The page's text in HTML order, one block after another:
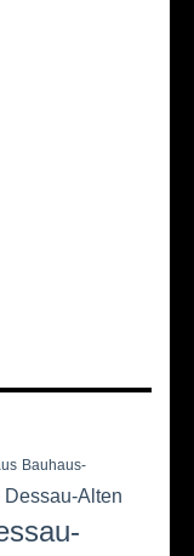
Bauhaus-
Dessau-Alten